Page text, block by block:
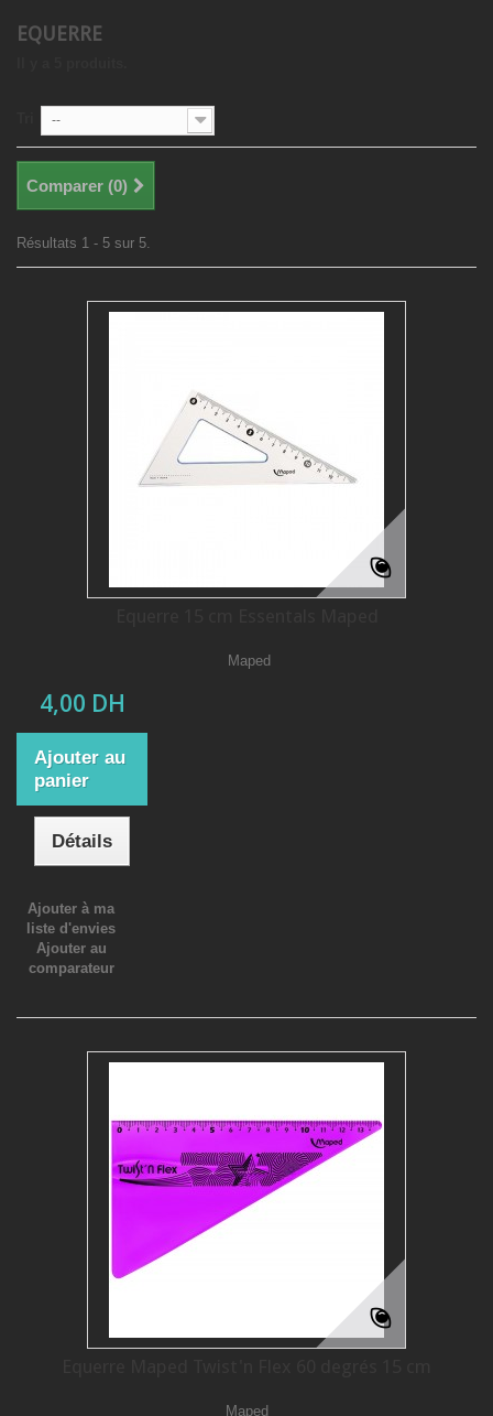
EQUERRE
--
Comparer (0)
Résultats 1 - 5 sur 5.
Maped
4,00 DH
Ajouter au
panier
Détails
Ajouter à ma
liste d'envies
Ajouter au
comparateur
Maped